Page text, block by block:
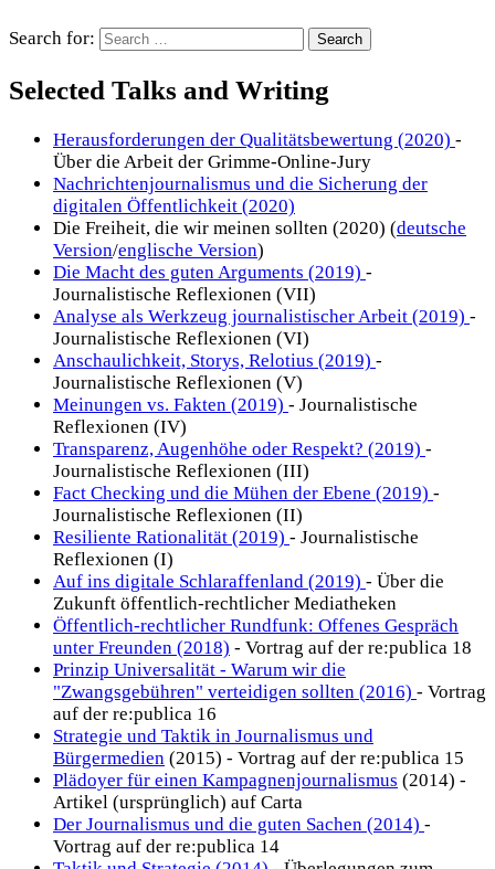
Search for:
Selected Talks and Writing
Herausforderungen der Qualitätsbewertung (2020) -
Über die Arbeit der Grimme-Online-Jury
Nachrichtenjournalismus und die Sicherung der
digitalen Öffentlichkeit (2020)
Die Freiheit, die wir meinen sollten (2020) (deutsche
Version/englische Version)
Die Macht des guten Arguments (2019) -
Journalistische Reflexionen (VII)
Analyse als Werkzeug journalistischer Arbeit (2019) -
Journalistische Reflexionen (VI)
Anschaulichkeit, Storys, Relotius (2019) -
Journalistische Reflexionen (V)
Meinungen vs. Fakten (2019) - Journalistische
Reflexionen (IV)
Transparenz, Augenhöhe oder Respekt? (2019) -
Journalistische Reflexionen (III)
Fact Checking und die Mühen der Ebene (2019) -
Journalistische Reflexionen (II)
Resiliente Rationalität (2019) - Journalistische
Reflexionen (I)
Auf ins digitale Schlaraffenland (2019) - Über die
Zukunft öffentlich-rechtlicher Mediatheken
Öffentlich-rechtlicher Rundfunk: Offenes Gespräch
unter Freunden (2018) - Vortrag auf der re:publica 18
Prinzip Universalität - Warum wir die
"Zwangsgebühren" verteidigen sollten (2016) - Vortrag
auf der re:publica 16
Strategie und Taktik in Journalismus und
Bürgermedien (2015) - Vortrag auf der re:publica 15
Plädoyer für einen Kampagnenjournalismus (2014) -
Artikel (ursprünglich) auf Carta
Der Journalismus und die guten Sachen (2014) -
Vortrag auf der re:publica 14